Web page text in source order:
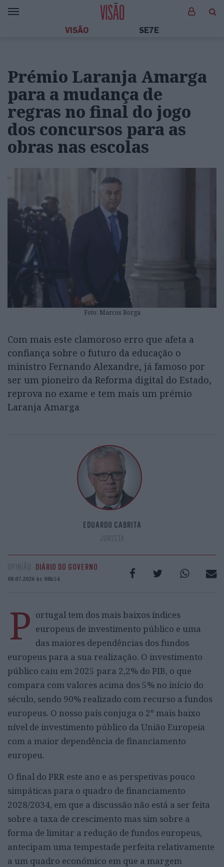
VISÃO SE7E
Prémio Laranja Amarga
para a mudança de
regras no final do jogo
dos concursos para as
obras nas escolas
Foto: Marcos Borga
Com mais este clamoroso erro que afeta a
confiança sobre o futuro da educação o
ministro Fernando Alexandre, já famoso por
ser um pioneiro da Reforma digital do Estado,
reprova no exame e tem mais um prémio
Laranja Amarga
EDUARDO CABRITA
JURISTA
OPINIÃO DIÁRIO DO GOVERNO
08.07.2026 às 08h54
P ortugal tem dos mais baixos índices
europeus de investimento público e uma
das maiores dependências dos fundos
europeus para a sua realização. O investimento
público caiu em 2025 para 2,2% do PIB, o que
compara com valores acima dos 5% no início do
século, sendo 90% realizado com recurso a fundos
europeus. O nosso país conjuga o 2º mais baixo
nível de investimento público da União Europeia
com a maior dependência de financiamento
europeu.
O final do PRR este ano e as perspetivas pouco
simpáticas para o quadro de financiamento
2028/2034, em que a discussão não está a ser feita
sobre a taxa de crescimento mas sim sobre a
forma de limitar a redução de fundos europeus,
antecipam uma tempestade perfeita relativamente
a um quadro económico em que a margem